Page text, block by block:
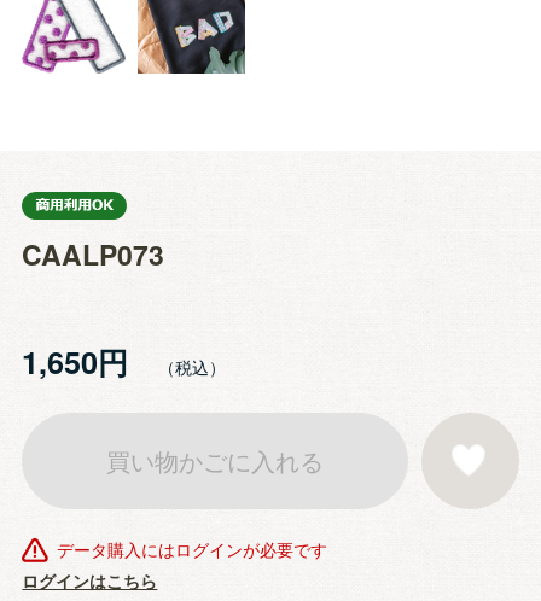
CAALP073
1,650円
データ購入にはログインが必要です
買い物かごに入れる
ログインはこちら
お気に入りに登